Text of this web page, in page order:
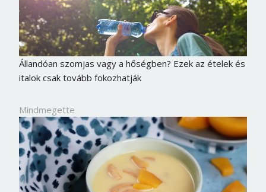
Állandóan szomjas vagy a hőségben? Ezek az ételek és
italok csak tovább fokozhatják
Mindmegette